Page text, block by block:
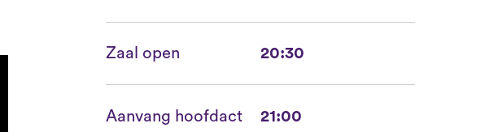
Zaal open 20:30
Aanvang hoofdact 21:00